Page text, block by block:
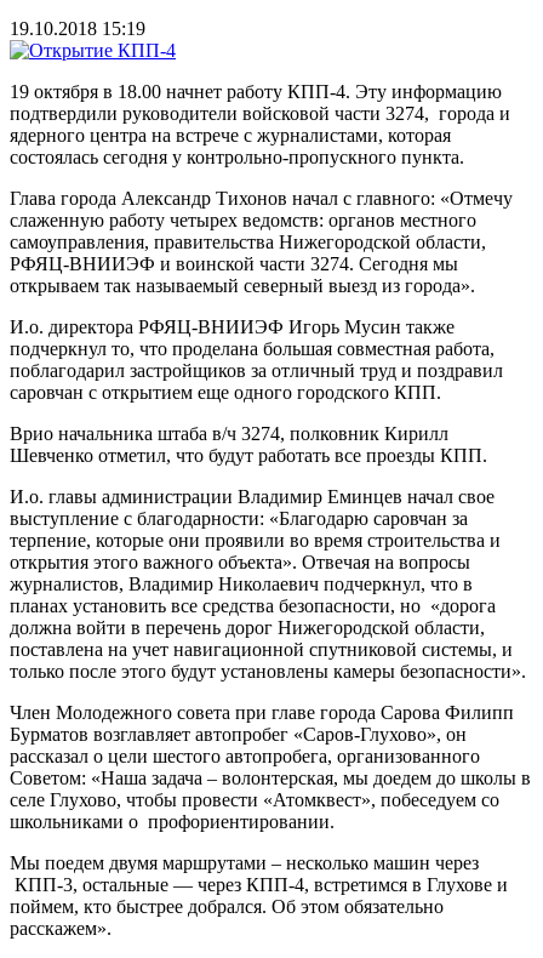
19.10.2018 15:19
19 октября в 18.00 начнет работу КПП-4. Эту информацию
подтвердили руководители войсковой части 3274, города и
ядерного центра на встрече с журналистами, которая
состоялась сегодня у контрольно-пропускного пункта.
Глава города Александр Тихонов начал с главного: «Отмечу
слаженную работу четырех ведомств: органов местного
самоуправления, правительства Нижегородской области,
РФЯЦ-ВНИИЭФ и воинской части 3274. Сегодня мы
открываем так называемый северный выезд из города».
И.о. директора РФЯЦ-ВНИИЭФ Игорь Мусин также
подчеркнул то, что проделана большая совместная работа,
поблагодарил застройщиков за отличный труд и поздравил
саровчан с открытием еще одного городского КПП.
Врио начальника штаба в/ч 3274, полковник Кирилл
Шевченко отметил, что будут работать все проезды КПП.
И.о. главы администрации Владимир Еминцев начал свое
выступление с благодарности: «Благодарю саровчан за
терпение, которые они проявили во время строительства и
открытия этого важного объекта». Отвечая на вопросы
журналистов, Владимир Николаевич подчеркнул, что в
планах установить все средства безопасности, но «дорога
должна войти в перечень дорог Нижегородской области,
поставлена на учет навигационной спутниковой системы, и
только после этого будут установлены камеры безопасности».
Член Молодежного совета при главе города Сарова Филипп
Бурматов возглавляет автопробег «Саров-Глухово», он
рассказал о цели шестого автопробега, организованного
Советом: «Наша задача – волонтерская, мы доедем до школы в
селе Глухово, чтобы провести «Атомквест», побеседуем со
школьниками о профориентировании.
Мы поедем двумя маршрутами – несколько машин через
КПП-3, остальные — через КПП-4, встретимся в Глухове и
поймем, кто быстрее добрался. Об этом обязательно
расскажем».